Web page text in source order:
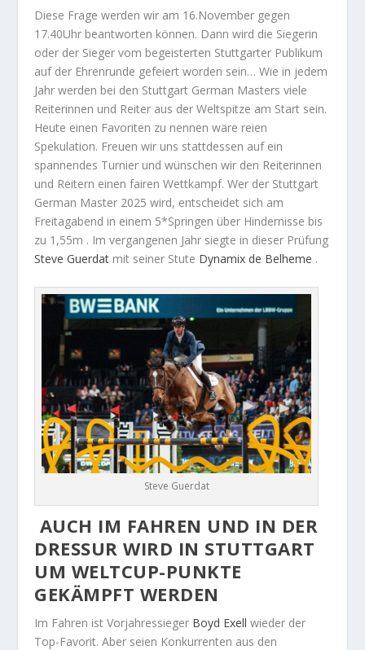
Diese Frage werden wir am 16.November gegen
17.40Uhr beantworten können. Dann wird die Siegerin
oder der Sieger vom begeisterten Stuttgarter Publikum
auf der Ehrenrunde gefeiert worden sein… Wie in jedem
Jahr werden bei den Stuttgart German Masters viele
Reiterinnen und Reiter aus der Weltspitze am Start sein.
Heute einen Favoriten zu nennen wäre reien
Spekulation. Freuen wir uns stattdessen auf ein
spannendes Turnier und wünschen wir den Reiterinnen
und Reitern einen fairen Wettkampf. Wer der Stuttgart
German Master 2025 wird, entscheidet sich am
Freitagabend in einem 5*Springen über Hindernisse bis
zu 1,55m . Im vergangenen Jahr siegte in dieser Prüfung
Steve Guerdat mit seiner Stute Dynamix de Belheme .
Steve Guerdat
AUCH IM FAHREN UND IN DER
DRESSUR WIRD IN STUTTGART
UM WELTCUP-PUNKTE
GEKÄMPFT WERDEN
Im Fahren ist Vorjahressieger Boyd Exell wieder der
Top-Favorit. Aber seien Konkurrenten aus den